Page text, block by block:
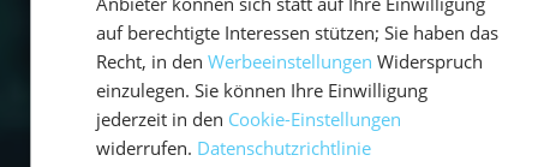
auf berechtigte Interessen stützen; Sie haben das
Recht, in den Werbeeinstellungen Widerspruch
einzulegen. Sie können Ihre Einwilligung
jederzeit in den Cookie-Einstellungen
widerrufen. Datenschutzrichtlinie